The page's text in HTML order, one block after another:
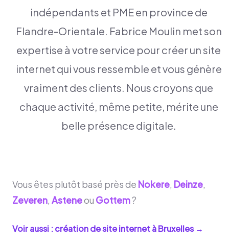
indépendants et PME en province de
Flandre-Orientale. Fabrice Moulin met son
expertise à votre service pour créer un site
internet qui vous ressemble et vous génère
vraiment des clients. Nous croyons que
chaque activité, même petite, mérite une
belle présence digitale.
Vous êtes plutôt basé près de Nokere, Deinze,
Zeveren, Asteneou Gottem?
Voir aussi : création de site internet àBruxelles→